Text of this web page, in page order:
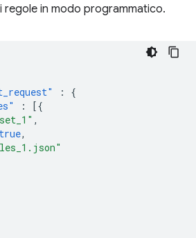
regole in modo programmatico.
:
{
:
[{
,
true,